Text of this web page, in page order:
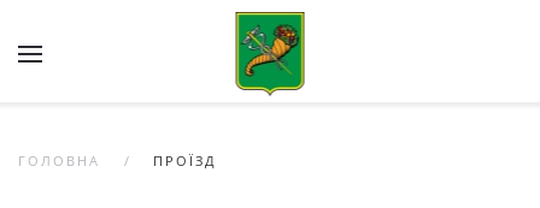
Skip to main content
ГОЛОВНА ПРОЇЗД